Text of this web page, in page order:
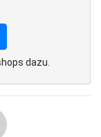
dazu.